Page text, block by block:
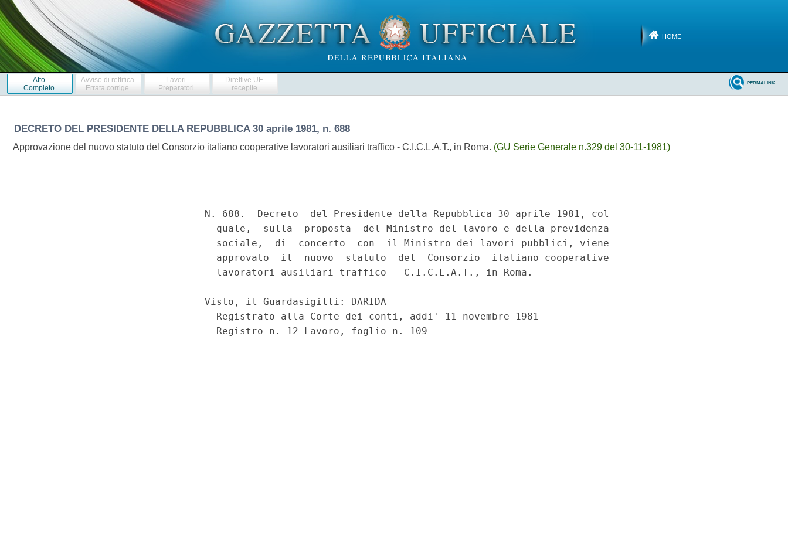
HOME
Atto
Completo
Avviso di rettifica
Errata corrige
Lavori
Preparatori
Direttive UE
recepite
PERMALINK
DECRETO DEL PRESIDENTE DELLA REPUBBLICA 30 aprile 1981, n. 688
Approvazione del nuovo statuto del Consorzio italiano cooperative lavoratori ausiliari traffico - C.I.C.L.A.T., in Roma. (GU Serie Generale n.329 del 30-11-1981)